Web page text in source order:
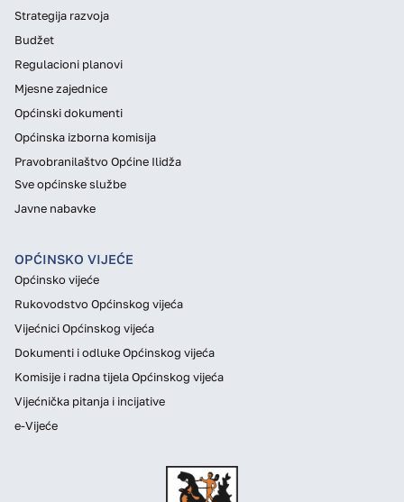
Strategija razvoja
Budžet
Regulacioni planovi
Mjesne zajednice
Općinski dokumenti
Općinska izborna komisija
Pravobranilaštvo Općine Ilidža
Sve općinske službe
Javne nabavke
OPĆINSKO VIJEĆE
Općinsko vijeće
Rukovodstvo Općinskog vijeća
Vijećnici Općinskog vijeća
Dokumenti i odluke Općinskog vijeća
Komisije i radna tijela Općinskog vijeća
Vijećnička pitanja i incijative
e-Vijeće